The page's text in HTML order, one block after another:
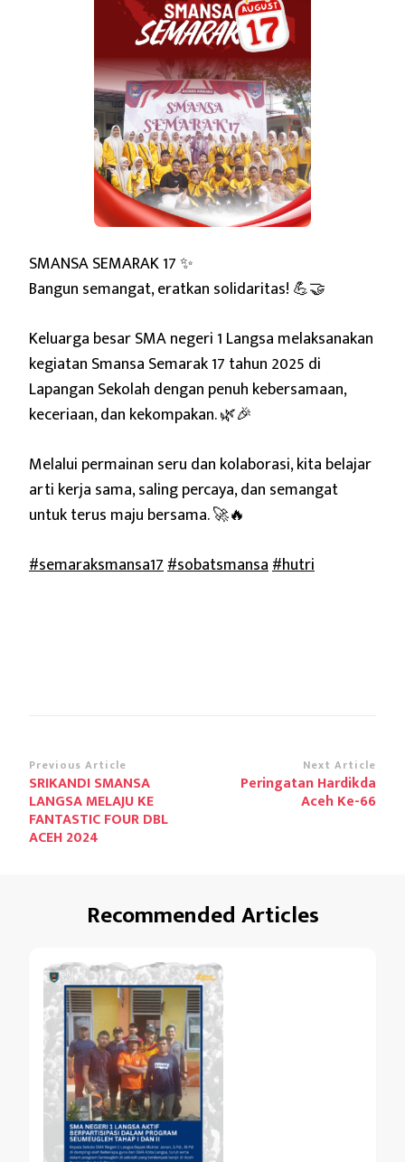
SMANSA SEMARAK 17 ✨
Bangun semangat, eratkan solidaritas! 💪🤝
Keluarga besar SMA negeri 1 Langsa melaksanakan
kegiatan Smansa Semarak 17 tahun 2025 di
Lapangan Sekolah dengan penuh kebersamaan,
keceriaan, dan kekompakan. 🌿🎉
Melalui permainan seru dan kolaborasi, kita belajar
arti kerja sama, saling percaya, dan semangat
untuk terus maju bersama. 🚀🔥
#semaraksmansa17#sobatsmansa#hutri
Post
Navigation
Previous Article
SRIKANDI SMANSA
LANGSA MELAJU KE
FANTASTIC FOUR DBL
ACEH 2024
Next Article
Peringatan Hardikda
Aceh Ke-66
Recommended Articles